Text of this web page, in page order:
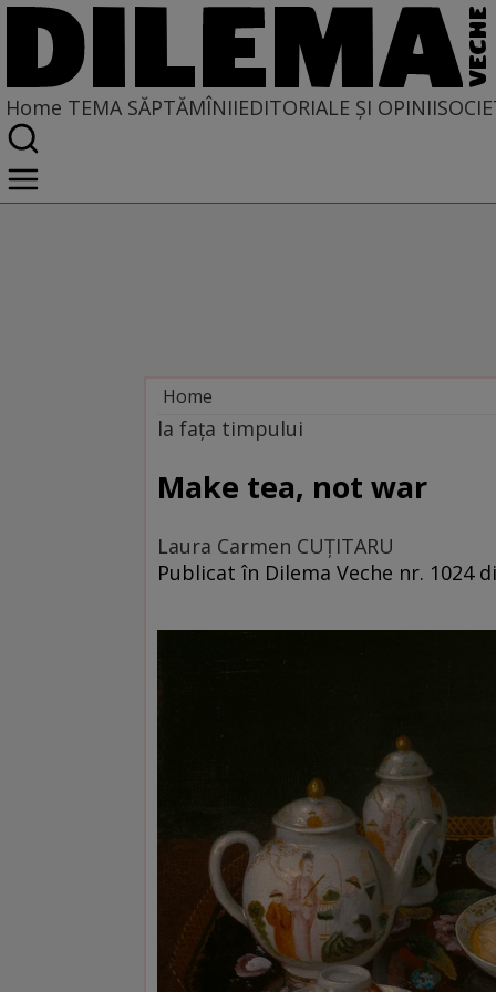
Home TEMA SĂPTĂMÎNIIEDITORIALE ȘI OPINII
Home
Tema săptămînii
la fața timpului
Make tea, not war
Laura Carmen CUȚITARU
Publicat în Dilema Veche nr. 1024